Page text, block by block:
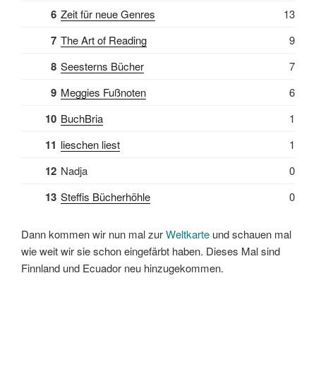
6 Zeit für neue Genres 13
7 The Art of Reading 9
8 Seesterns Bücher 7
9 Meggies Fußnoten 6
10 BuchBria 1
11 lieschen liest 1
12 Nadja 0
13 Steffis Bücherhöhle 0
Dann kommen wir nun mal zurWeltkarte und schauen mal
wie weit wir sie schon eingefärbt haben. Dieses Mal sind
Finnland und Ecuador neu hinzugekommen.